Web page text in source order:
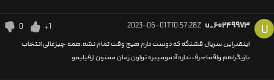
U u_۶۰۲۴۹۹۷۳ 2023-06-01T10:57:28Z
+1
0
اینقدراین سریال قشنگه که دوست دارم هیچ وقت تمام نشه.همه چیزعالی انتخاب
بازیگراهم واقعاحرف نداره آدمومیبره تواون زمان ممنون ازفیلیمو